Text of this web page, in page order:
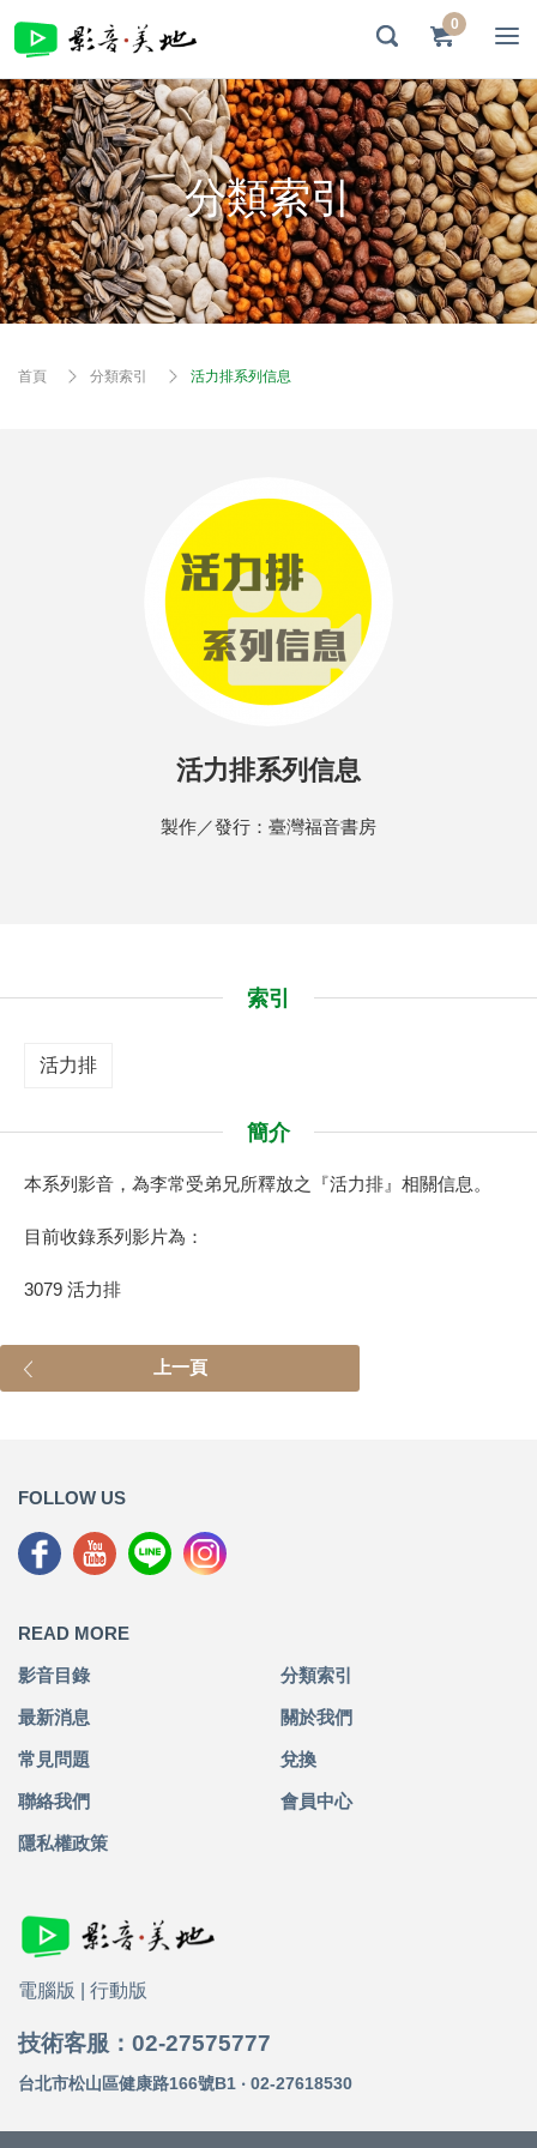
0
分類索引
首頁 分類索引 活力排系列信息
活力排系列信息
製作／發行：臺灣福音書房
索引
活力排
簡介
本系列影音，為李常受弟兄所釋放之『活力排』相關信息。
目前收錄系列影片為：
3079 活力排
上一頁
FOLLOW US
READ MORE
影音目錄 分類索引
最新消息 關於我們
常見問題 兌換
聯絡我們 會員中心
隱私權政策
電腦版 行動版
技術客服：02-27575777
台北市松山區健康路166號B1 ‧ 02-27618530